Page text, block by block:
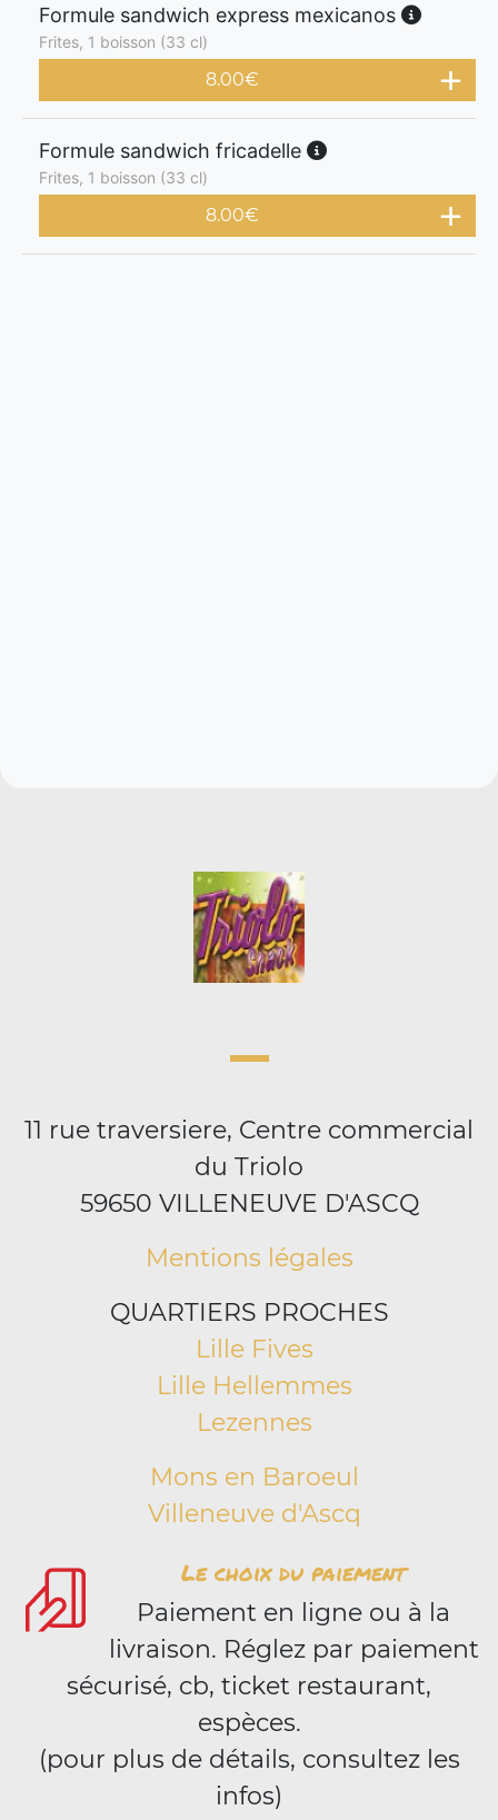
Formule sandwich express mexicanos
Frites, 1 boisson (33 cl)
8.00€
Formule sandwich fricadelle
Frites, 1 boisson (33 cl)
8.00€
11 rue traversiere, Centre commercial
du Triolo
59650 VILLENEUVE D'ASCQ
Mentions légales
QUARTIERS PROCHES
Lille Fives
Lille Hellemmes
Lezennes
Mons en Baroeul
Villeneuve d'Ascq
Le choix du paiement
Paiement en ligne ou à la
livraison. Réglez par paiement
sécurisé, cb, ticket restaurant,
espèces.
(pour plus de détails, consultez les
infos)